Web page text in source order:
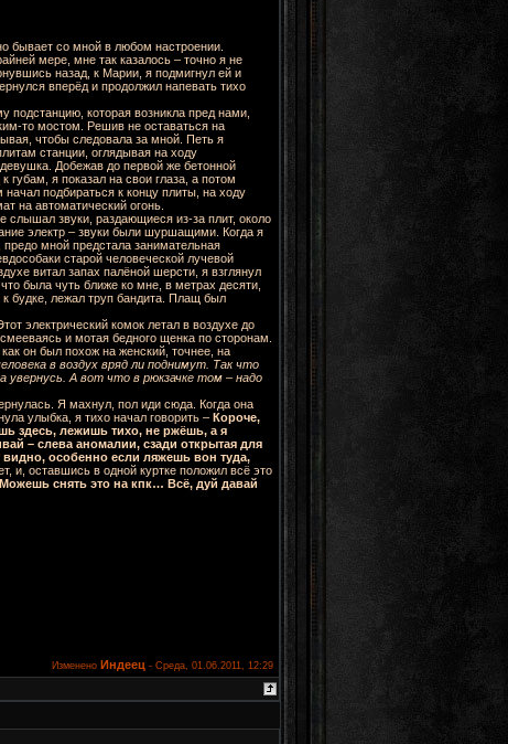
бывает со мной в любом настроении.
мере, мне так казалось – точно я не
назад, к Марии, я подмигнул ей и
вперёд и продолжил напевать тихо
подстанцию, которая возникла пред нами,
то мостом. Решив не оставаться на
чтобы следовала за мной. Петь я
станции, оглядывая на ходу
Добежав до первой же бетонной
я показал на свои глаза, а потом
подбираться к концу плиты, на ходу
на автоматический огонь.
слышал звуки, раздающиеся из-за плит, около
электр – звуки были шуршащими. Когда я
мной предстала занимательная
старой человеческой лучевой
витал запах палёной шерсти, я взглянул
была чуть ближе ко мне, в метрах десяти,
будке, лежал труп бандита. Плащ был
электрический комок летал в воздухе до
и мотая бедного щенка по сторонам.
он был похож на женский, точнее, на
в воздух вряд ли поднимут. Так что
увернусь. А вот что в рюкзачке том – надо
Я махнул, пол иди сюда. Когда она
улыбка, я тихо начал говорить – Короче,
здесь, лежишь тихо, не ржёшь, а я
– слева аномалии, сзади открытая для
видно, особенно если ляжешь вон туда,
и, оставшись в одной куртке положил всё это
Можешь снять это на кпк… Всё, дуй давай
Изменено Индеец - Среда, 01.06.2011, 12:29